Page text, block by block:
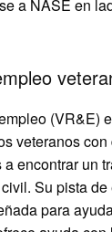
a NASE en
(VR&E)
veteranos
encontrar un
Su pista
para